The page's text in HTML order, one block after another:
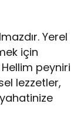
Yerel
için
Hellim peyniri
lezzetler,